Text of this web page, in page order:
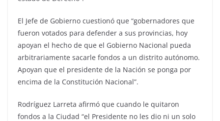
El Jefe de Gobierno cuestionó que “gobernadores que
fueron votados para defender a sus provincias, hoy
apoyan el hecho de que el Gobierno Nacional pueda
arbitrariamente sacarle fondos a un distrito autónomo.
Apoyan que el presidente de la Nación se ponga por
encima de la Constitución Nacional”.
Rodríguez Larreta afirmó que cuando le quitaron
fondos a la Ciudad “el Presidente no les dio ni un solo